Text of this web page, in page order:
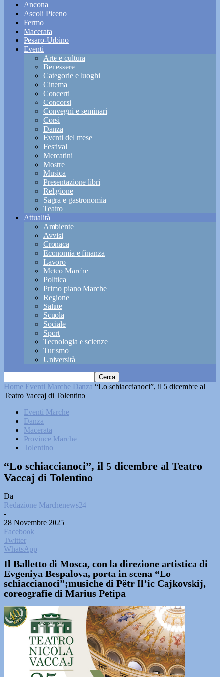
Ancona
Ascoli Piceno
Fermo
Macerata
Pesaro-Urbino
Eventi
Arte e cultura
Benessere
Categorie e luoghi
Cinema
Concerti
Concorsi
Convegni e seminari
Corsi
Danza
Eventi del mese
Festival
Mercatini
Mostre
Musica
Presentazione libri
Religione
Sagra e gastronomia
Teatro
Attualità
Ambiente
Avvisi
Cronaca
Economia e finanza
Lavoro
Meteo Marche
Politica
Primo piano Marche
Regione
Salute
Scuola
Sociale
Sport
Tecnologia e scienze
Turismo
Università
Home Eventi Marche Danza “Lo schiaccianoci”, il 5 dicembre al
Teatro Vaccaj di Tolentino
Eventi Marche
Danza
Macerata
Province Marche
Tolentino
“Lo schiaccianoci”, il 5 dicembre al Teatro
Vaccaj di Tolentino
Da
Redazione Marchenews24
-
28 Novembre 2025
Facebook
Twitter
WhatsApp
Il Balletto di Mosca, con la direzione artistica di
Evgeniya Bespalova, porta in scena “Lo
schiaccianoci”;musiche di Pëtr Il’ic Cajkovskij,
coreografie di Marius Petipa